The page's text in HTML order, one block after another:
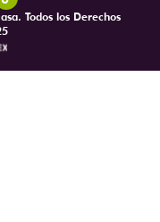
Todos los Derechos